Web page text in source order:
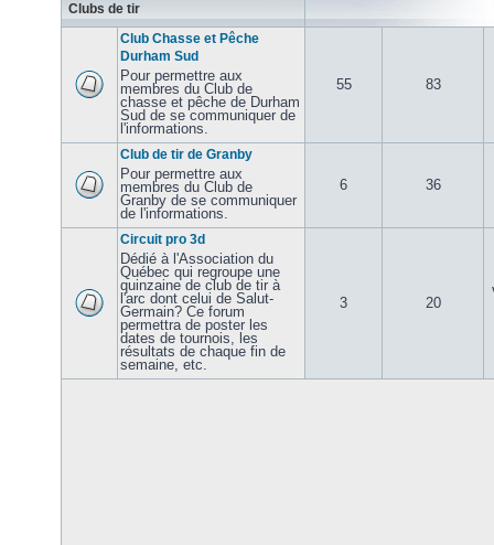
Clubs de tir
Club Chasse et Pêche
Durham Sud
Pour permettre aux
membres du Club de
chasse et pêche de Durham
Sud de se communiquer de
l'informations.
55 83
Club de tir de Granby
Pour permettre aux
membres du Club de
Granby de se communiquer
de l'informations.
6 36
Circuit pro 3d
Dédié à l'Association du
Québec qui regroupe une
quinzaine de club de tir à
l'arc dont celui de Salut-
Germain? Ce forum
permettra de poster les
dates de tournois, les
résultats de chaque fin de
semaine, etc.
3 20